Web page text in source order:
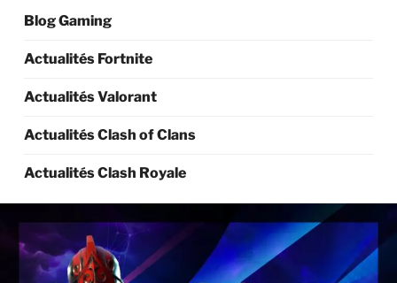
Blog Gaming
Actualités Fortnite
Actualités Valorant
Actualités Clash of Clans
Actualités Clash Royale